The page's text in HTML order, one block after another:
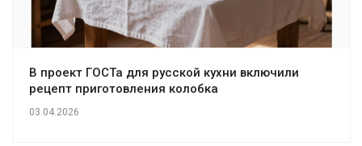
В проект ГОСТа для русской кухни включили
рецепт приготовления колобка
03.04.2026